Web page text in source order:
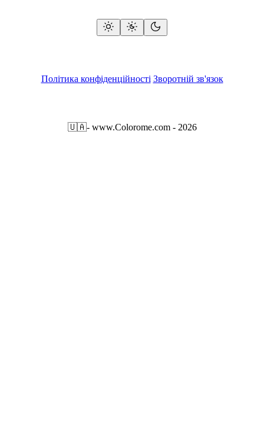
Політика конфіденційності Зворотній зв'язок
🇺🇦- www.Colorome.com - 2026